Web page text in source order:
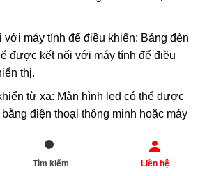
với máy tính để điều khiển: Bảng đèn
được kết nối với máy tính để điều
thị.
từ xa: Màn hình led có thể được
điện thoại thông minh hoặc máy
môi trường: Màn hình điện tử hiển thị
Tìm kiếm Liên hệ